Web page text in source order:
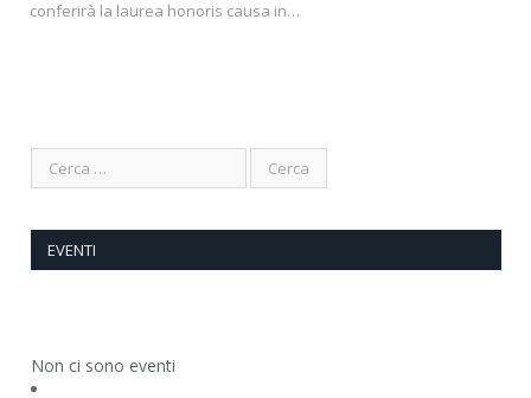
conferirà la laurea honoris causa in…
EVENTI
Non ci sono eventi